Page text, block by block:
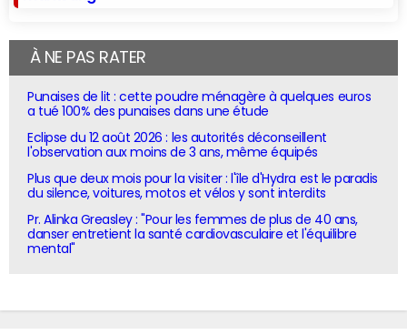
À NE PAS RATER
Punaises de lit : cette poudre ménagère à quelques euros
a tué 100% des punaises dans une étude
Eclipse du 12 août 2026 : les autorités déconseillent
l'observation aux moins de 3 ans, même équipés
Plus que deux mois pour la visiter : l'île d'Hydra est le paradis
du silence, voitures, motos et vélos y sont interdits
Pr. Alinka Greasley : "Pour les femmes de plus de 40 ans,
danser entretient la santé cardiovasculaire et l'équilibre
mental"